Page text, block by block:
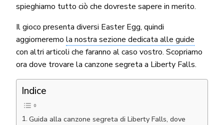
spieghiamo tutto ciò che dovreste sapere in merito.
Il gioco presenta diversi Easter Egg, quindi
aggiorneremo la nostra sezione dedicata alle guide
con altri articoli che faranno al caso vostro. Scopriamo
ora dove trovare la canzone segreta a Liberty Falls.
Indice
Guida alla canzone segreta di Liberty Falls, dove